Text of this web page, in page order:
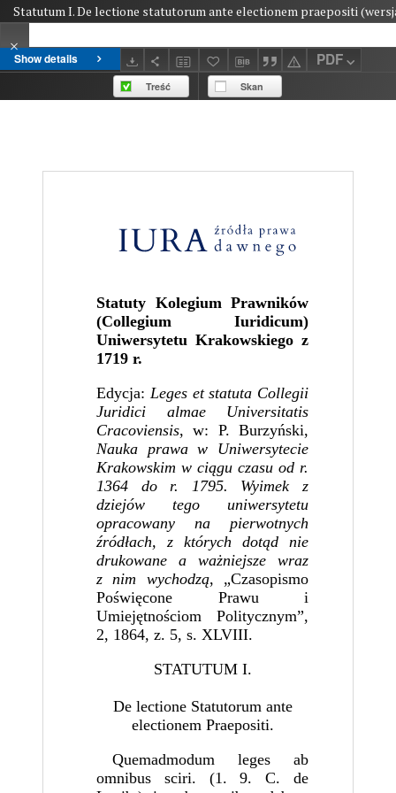
Show details PDF
Statutum I. De lectione statutorum ante electionem praepositi
Treść Skan